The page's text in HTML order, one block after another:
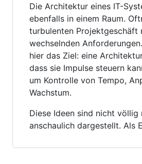
Die Architektur eines IT-
ebenfalls in einem Raum.
turbulenten Projektgeschäft
wechselnden
hier das Ziel: eine
dass sie Impulse steuern
um Kontrolle von Tempo,
Wachstum.
Diese Ideen sind nicht völlig
anschaulich dargestellt. Als E